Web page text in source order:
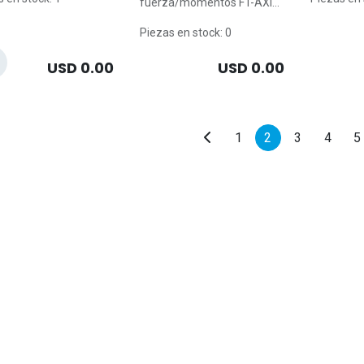
ambiente
USD 0.00
Ethernet, RS-422, RS-485
Margen de medición Fx, Fy:
Margen de medición Mz: ±
Piezas en stock: 0
USD 0.00
de
1 2 3 4 5